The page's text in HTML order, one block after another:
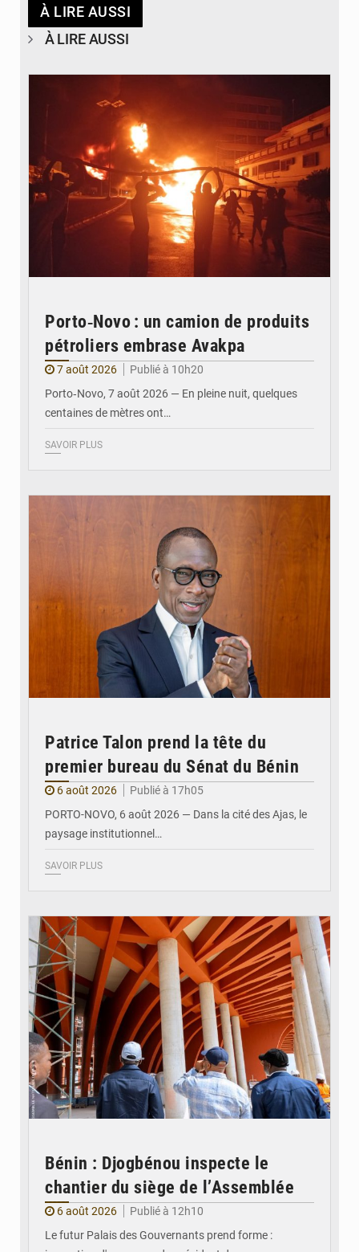
À LIRE AUSSI
À LIRE AUSSI
Porto‑Novo : un camion de produits
pétroliers embrase Avakpa
7 août 2026
Publié à 10h20
Porto‑Novo, 7 août 2026 — En pleine nuit, quelques
centaines de mètres ont…
SAVOIR PLUS
Patrice Talon prend la tête du
premier bureau du Sénat du Bénin
6 août 2026
Publié à 17h05
PORTO-NOVO, 6 août 2026 — Dans la cité des Ajas, le
paysage institutionnel…
SAVOIR PLUS
Bénin : Djogbénou inspecte le
chantier du siège de l’Assemblée
6 août 2026
Publié à 12h10
Le futur Palais des Gouvernants prend forme :